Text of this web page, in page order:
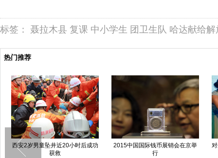
标签： 聂拉木县 复课 中小学生 团卫生队 哈达献给解
热门推荐
西安2岁男童坠井近20小时后成功
获救
2015中国国际钱币展销会在京举
行